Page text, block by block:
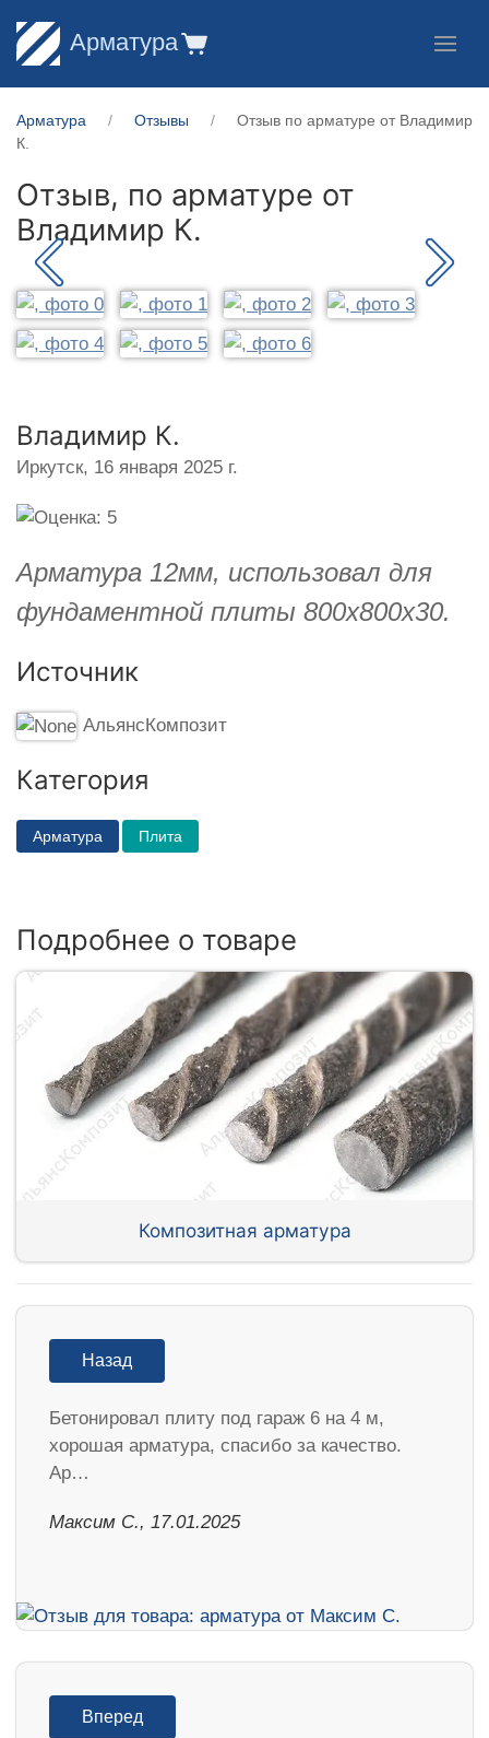
Арматура
Арматура Отзывы
Отзыв по арматуре от Владимир
К.
Отзыв, по арматуре от
Владимир К.
Владимир К.
Иркутск, 16 января 2025 г.
Арматура 12мм, использовал для
фундаментной плиты 800х800х30.
Источник
АльянсКомпозит
Категория
Арматура Плита
Подробнее о товаре
Композитная арматура
Назад
Бетонировал плиту под гараж 6 на 4 м,
хорошая арматура, спасибо за качество.
Ар…
Максим С., 17.01.2025
Вперед